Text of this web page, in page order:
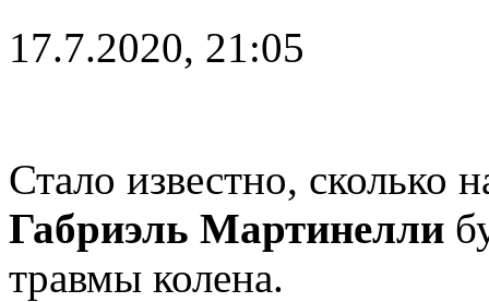
17.7.2020, 21:05
Стало известно, сколько
Габриэль Мартинелли
травмы колена.